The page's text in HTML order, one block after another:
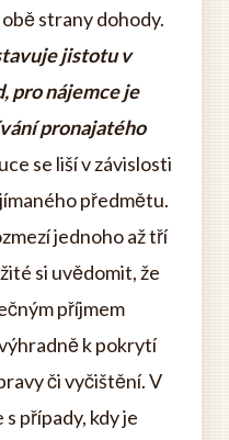
strany dohody.
jistotu v
pro nájemce je
pronajatého
se liší v závislosti
předmětu.
jednoho až tří
si uvědomit, že
příjmem
k pokrytí
či vyčištění. V
případy, kdy je